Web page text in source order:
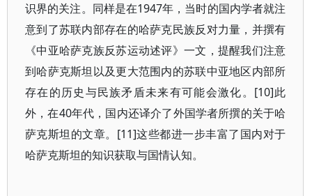
识界的关注。同样是在1947年，当时的国内学者就注
意到了苏联内部存在的哈萨克民族反对力量，并撰有
《中亚哈萨克族反苏运动述评》一文，提醒我们注意
到哈萨克斯坦以及更大范围内的苏联中亚地区内部所
存在的历史与民族矛盾未来有可能会激化。[10]此
外，在40年代，国内还译介了外国学者所撰的关于哈
萨克斯坦的文章。[11]这些都进一步丰富了国内对于
哈萨克斯坦的知识获取与国情认知。